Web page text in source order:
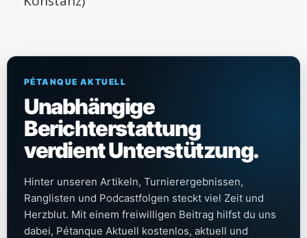
PÉTANQUE AKTUELL
Unabhängige
Berichterstattung
verdient Unterstützung.
Hinter unseren Artikeln, Turnierergebnissen,
Ranglisten und Podcastfolgen steckt viel Zeit und
Herzblut. Mit einem freiwilligen Beitrag hilfst du uns
dabei, Pétanque Aktuell kostenlos, aktuell und